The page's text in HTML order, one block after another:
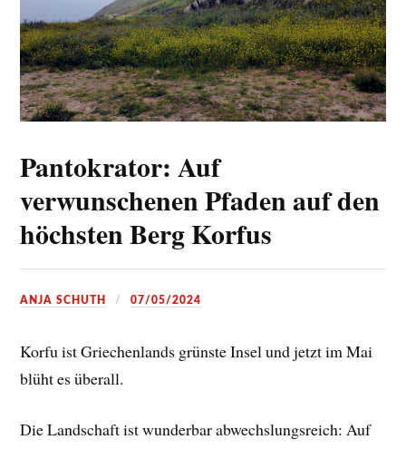
Pantokrator: Auf
verwunschenen Pfaden auf den
höchsten Berg Korfus
ANJA SCHUTH 07/05/2024
Korfu ist Griechenlands grünste Insel und jetzt im Mai
blüht es überall.
Die Landschaft ist wunderbar abwechslungsreich: Auf